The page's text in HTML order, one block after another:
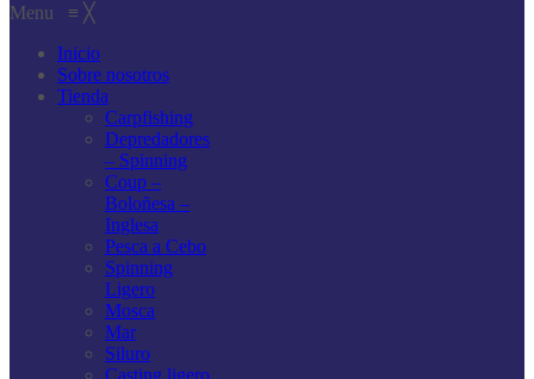
Menu ≡ ╳
Inicio
Sobre nosotros
Tienda
Carpfishing
Depredadores
– Spinning
Coup –
Boloñesa –
Inglesa
Pesca a Cebo
Spinning
Ligero
Mosca
Mar
Siluro
Casting ligero